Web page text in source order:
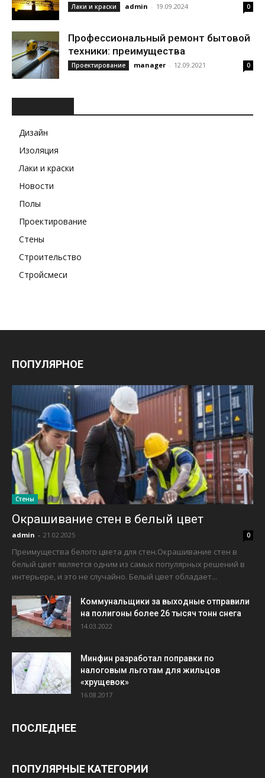
Лаки и краски admin - 19.09.2024 0
Профессиональный ремонт бытовой
техники: преимущества
Проектирование manager - 12.09.2021 0
Дизайн
Изоляция
Лаки и краски
Новости
Полы
Проектирование
Стены
Строительство
Стройсмеси
ПОПУЛЯРНОЕ
Стены
Окрашивание стен в белый цвет
admin - 21.02.2025 0
Преимущества белого цвета для стен.Окрашивание стен в
белый цвет является одним из самых популярных решений в
интерьере, и это не случайно. Белый цвет обладает...
Коммунальщики за выходные отправили
на полигоны более 26 тысяч тонн снега
14.03.2022
Минфин разработал поправки по
налоговым льготам для жильцов
«хрущевок»
16.08.2017
ПОСЛЕДНЕЕ
ПОПУЛЯРНЫЕ КАТЕГОРИИ